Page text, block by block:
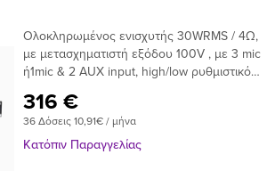
Ολοκληρωμένος ενισχυτής 30WRMS / 4Ω,
με μετασχηματιστή εξόδου 100V , με 3 mic
ή1mic & 2 AUX input, high/low ρυθμιστικό
316 €
36 Δόσεις 10,91€ / μήνα
Κατόπιν Παραγγελίας